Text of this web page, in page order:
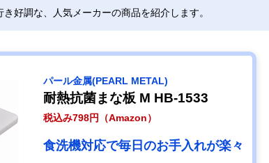
好調な、人気メーカーの商品を紹介します。
パール金属(PEARL METAL)
耐熱抗菌まな板 M HB-1533
税込み798円（Amazon）
食洗機対応で毎日のお手入れが楽々